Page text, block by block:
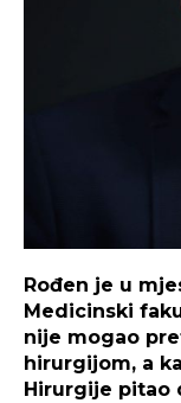
Rođen je u
Medicinski
nije mogao
hirurgijom, a
Hirurgije pitao